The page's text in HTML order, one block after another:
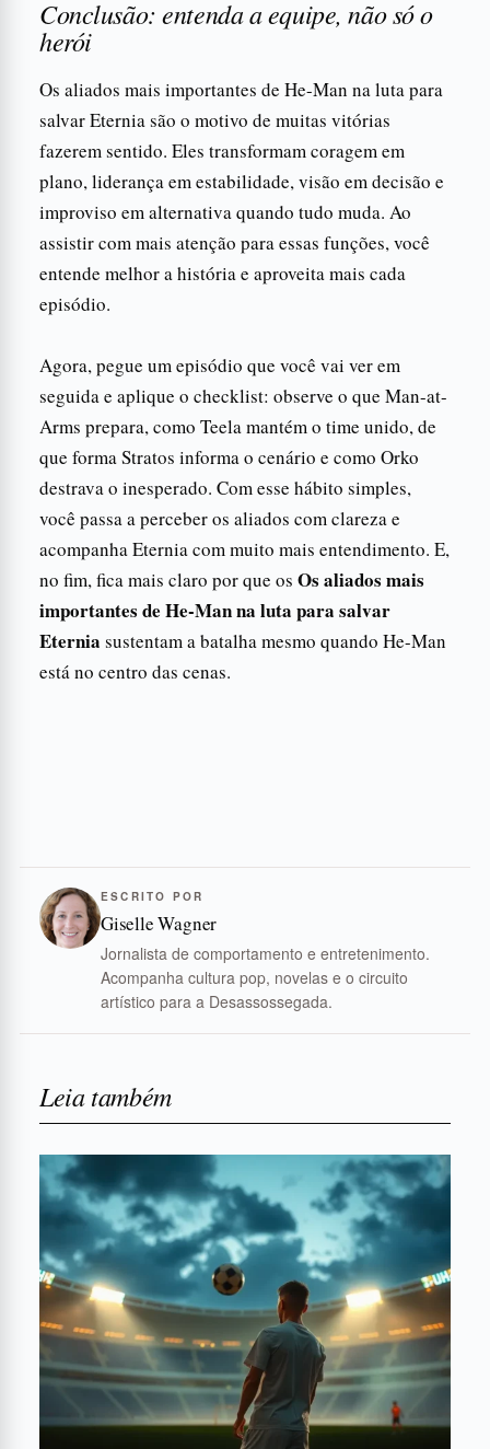
Conclusão: entenda a equipe, não só o
herói
Os aliados mais importantes de He-Man na luta para
salvar Eternia são o motivo de muitas vitórias
fazerem sentido. Eles transformam coragem em
plano, liderança em estabilidade, visão em decisão e
improviso em alternativa quando tudo muda. Ao
assistir com mais atenção para essas funções, você
entende melhor a história e aproveita mais cada
episódio.
Agora, pegue um episódio que você vai ver em
seguida e aplique o checklist: observe o que Man-at-
Arms prepara, como Teela mantém o time unido, de
que forma Stratos informa o cenário e como Orko
destrava o inesperado. Com esse hábito simples,
você passa a perceber os aliados com clareza e
acompanha Eternia com muito mais entendimento. E,
no fim, fica mais claro por que os Os aliados mais
importantes de He-Man na luta para salvar
Eternia sustentam a batalha mesmo quando He-Man
está no centro das cenas.
ESCRITO POR
Giselle Wagner
Jornalista de comportamento e entretenimento.
Acompanha cultura pop, novelas e o circuito
artístico para a Desassossegada.
Leia também